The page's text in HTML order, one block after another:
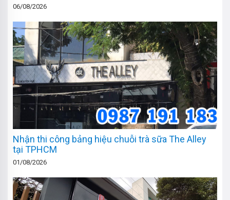
06/08/2026
Nhận thi công bảng hiệu chuỗi trà sữa The Alley
tại TPHCM
01/08/2026